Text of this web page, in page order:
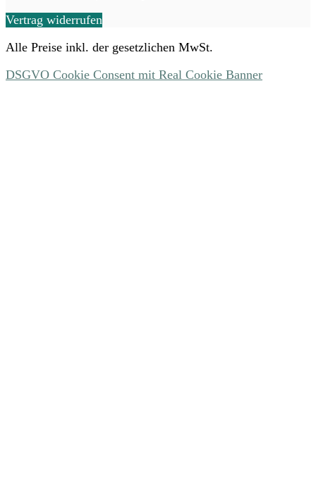
Vertrag widerrufen
Alle Preise inkl. der gesetzlichen MwSt.
DSGVO Cookie Consent mit Real Cookie Banner